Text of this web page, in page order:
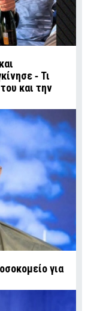
‑ Τι
και την
για